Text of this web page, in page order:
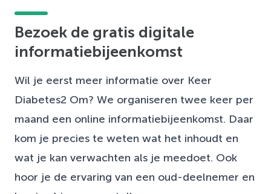
Bezoek de gratis digitale
informatiebijeenkomst
Wil je eerst meer informatie over Keer
Diabetes2 Om? We organiseren twee keer per
maand een online informatiebijeenkomst. Daar
kom je precies te weten wat het inhoudt en
wat je kan verwachten als je meedoet. Ook
hoor je de ervaring van een oud-deelnemer en